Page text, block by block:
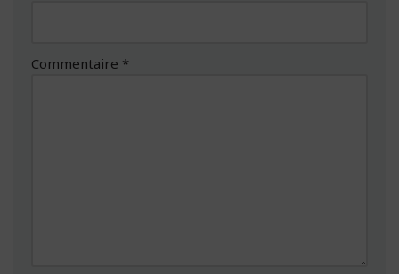
Commentaire *